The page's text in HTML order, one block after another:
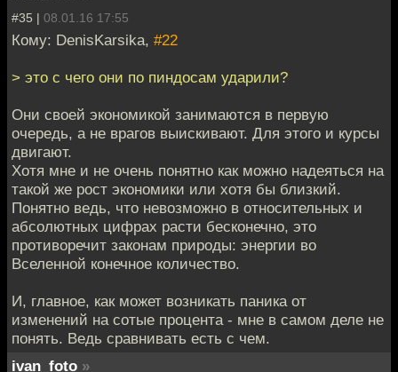
#35 | 08.01.16 17:55
Кому: DenisKarsika, #22
> это с чего они по пиндосам ударили?
Они своей экономикой занимаются в первую
очередь, а не врагов выискивают. Для этого и курсы
двигают.
Хотя мне и не очень понятно как можно надеяться на
такой же рост экономики или хотя бы близкий.
Понятно ведь, что невозможно в относительных и
абсолютных цифрах расти бесконечно, это
противоречит законам природы: энергии во
Вселенной конечное количество.
И, главное, как может возникать паника от
изменений на сотые процента - мне в самом деле не
понять. Ведь сравнивать есть с чем.
ivan_foto »